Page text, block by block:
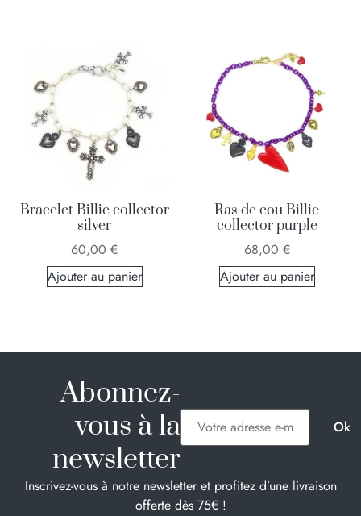
Bracelet Billie collector
silver
60,00 €
Ajouter au panier
Ras de cou Billie
collector purple
68,00 €
Ajouter au panier
Abonnez-
vous à la
newsletter
Inscrivez-vous à notre newsletter et profitez d’une livraison
offerte dès 75€ !